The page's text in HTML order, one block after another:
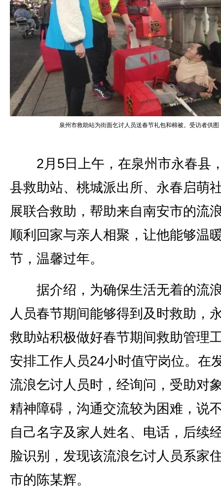
泉州市救助站为街面乞讨人员送春节礼包和棉被。受访者供图
2月5日上午，在泉州市永春县
县救助站、桃城派出所、永春启萌
展联合救助，帮助来自南安市的流
顺利回家与亲人相聚，让他能够温
节，温馨过年。
据介绍，为确保生活无着的流
人员春节期间能够得到及时救助，
救助站积极做好春节期间救助管理
安排工作人员24小时值守岗位。在
流浪乞讨人员时，经询问，受助对
精神障碍，沟通交流较为困难，说
自己名字及家人姓名、电话，后续
脸识别，发现该流浪乞讨人员系家
市的陈某辉。